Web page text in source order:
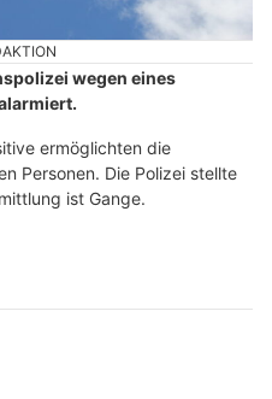
wegen eines
ermöglichten die
Personen. Die Polizei stellte
ist Gange.